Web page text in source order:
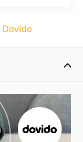
Dovido